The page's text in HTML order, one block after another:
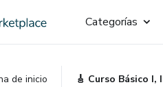
Categorías
de inicio